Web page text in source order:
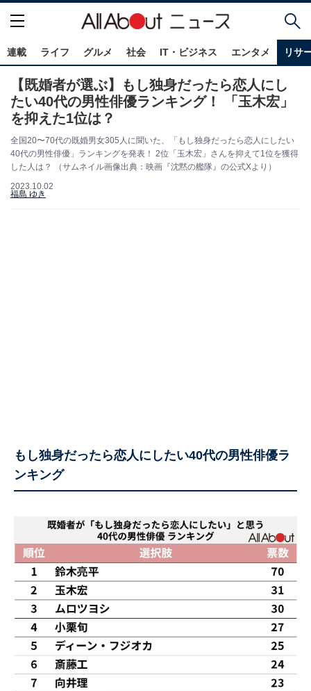
連載 ライフ グルメ 社会 IT・ビジネス エンタメ リサ
【既婚者が選ぶ】もし独身だったら恋人にし
たい40代の男性俳優ランキング！ 「玉木宏」
を抑えた1位は？
全国20〜70代の既婚男女305人に聞いた、「もし独身だったら恋人にしたい
40代の男性俳優」ランキングを発表！ 2位「玉木宏」さんを抑えて1位を獲得
した人は？ （サムネイル画像出典：映画『沈黙の艦隊』の公式Xより）
2023.10.02
福島 ゆき
もし独身だったら恋人にしたい40代の男性俳優ラ
ンキング